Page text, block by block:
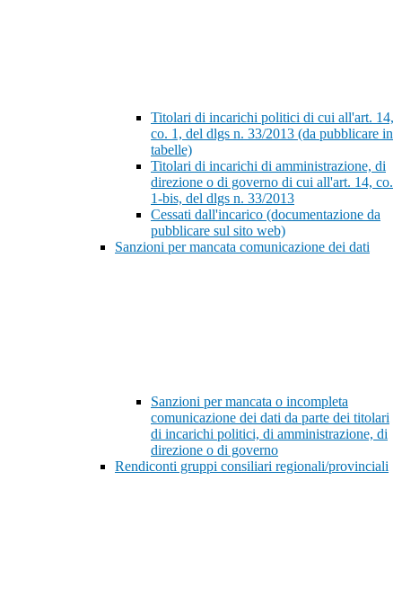
Titolari di incarichi politici di cui all'art. 14,
co. 1, del dlgs n. 33/2013 (da pubblicare in
tabelle)
Titolari di incarichi di amministrazione, di
direzione o di governo di cui all'art. 14, co.
1-bis, del dlgs n. 33/2013
Cessati dall'incarico (documentazione da
pubblicare sul sito web)
Sanzioni per mancata comunicazione dei dati
Sanzioni per mancata o incompleta
comunicazione dei dati da parte dei titolari
di incarichi politici, di amministrazione, di
direzione o di governo
Rendiconti gruppi consiliari regionali/provinciali